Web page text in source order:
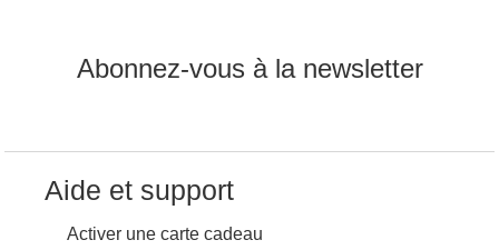
Abonnez-vous à la newsletter
Aide et support
Activer une carte cadeau